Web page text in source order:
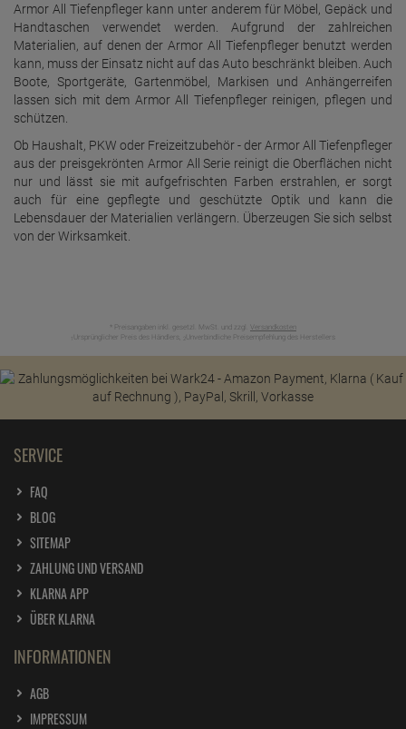
Armor All Tiefenpfleger kann unter anderem für Möbel, Gepäck und
Handtaschen verwendet werden. Aufgrund der zahlreichen
Materialien, auf denen der Armor All Tiefenpfleger benutzt werden
kann, muss der Einsatz nicht auf das Auto beschränkt bleiben. Auch
Boote, Sportgeräte, Gartenmöbel, Markisen und Anhängerreifen
lassen sich mit dem Armor All Tiefenpfleger reinigen, pflegen und
schützen.
Ob Haushalt, PKW oder Freizeitzubehör - der Armor All Tiefenpfleger
aus der preisgekrönten Armor All Serie reinigt die Oberflächen nicht
nur und lässt sie mit aufgefrischten Farben erstrahlen, er sorgt
auch für eine gepflegte und geschützte Optik und kann die
Lebensdauer der Materialien verlängern. Überzeugen Sie sich selbst
von der Wirksamkeit.
* Preisangaben inkl. gesetzl. MwSt. und zzgl. Versandkosten
Ursprünglicher Preis des Händlers, Unverbindliche Preisempfehlung des Herstellers
SERVICE
FAQ
BLOG
SITEMAP
ZAHLUNG UND VERSAND
KLARNA APP
ÜBER KLARNA
INFORMATIONEN
AGB
IMPRESSUM